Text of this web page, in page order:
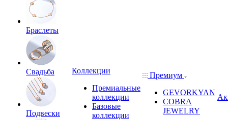
Браслеты
Свадьба
Подвески
Коллекции
Премиальные
коллекции
Базовые
коллекции
Премиум
GEVORKYAN
COBRA
JEWELRY